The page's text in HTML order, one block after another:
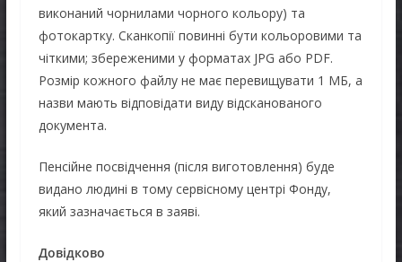
виконаний чорнилами чорного кольору) та
фотокартку. Сканкопії повинні бути кольоровими та
чіткими; збереженими у форматах JPG або PDF.
Розмір кожного файлу не має перевищувати 1 МБ, а
назви мають відповідати виду відсканованого
документа.
Пенсійне посвідчення (після виготовлення) буде
видано людині в тому сервісному центрі Фонду,
який зазначається в заяві.
Довідково